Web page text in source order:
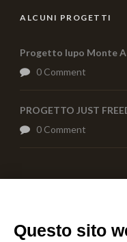
ALCUNI PROGETTI
Progetto lupo Monte
0 Comment
PROGETTO JUST
0 Comment
Questo sito